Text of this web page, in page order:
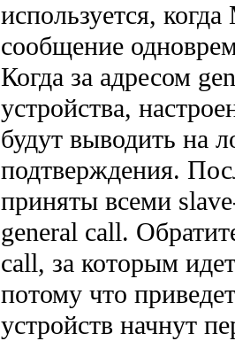
используется,
сообщение
Когда за адресом
устройства,
будут выводить на
подтверждения.
приняты всеми
general call.
call, за которым
потому что
устройств начнут